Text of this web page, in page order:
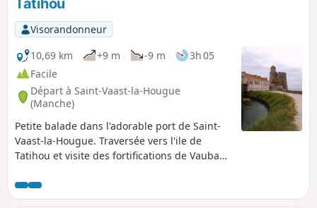
Tatihou
Visorandonneur
10,69 km
+9 m -9 m
3h 05
Facile
Départ à Saint-Vaast-la-Hougue
(Manche)
Petite balade dans l'adorable port de Saint-
Vaast-la-Hougue. Traversée vers l'ile de
Tatihou et visite des fortifications de Vauban.
départements bretons voisins, la Manche
offre pourtant de tout aussi merveilleux